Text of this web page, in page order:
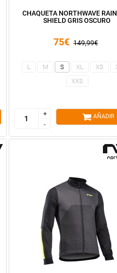
CHAQUETA NORTHWAVE
SHIELD GRIS OSCURO
75€ 149,99€
L M S XL XS
XXS
+
-
+
-
AÑADIR